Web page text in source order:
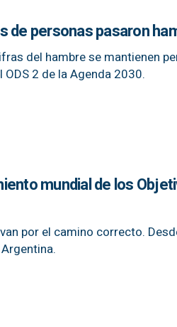
personas pasaron
del hambre se mantienen
2 de la Agenda 2030.
mundial de los
por el camino correcto.